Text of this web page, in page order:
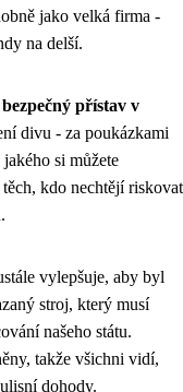
jako velká firma -
na delší.
přístav v
divu - za poukázkami
si můžete
kdo nechtějí riskovat
vylepšuje, aby byl
stroj, který musí
našeho státu.
takže všichni vidí,
dohody.